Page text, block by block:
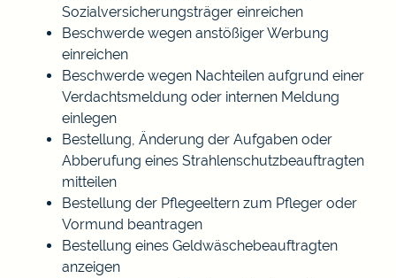
Sozialversicherungsträger einreichen
Beschwerde wegen anstößiger Werbung
einreichen
Beschwerde wegen Nachteilen aufgrund einer
Verdachtsmeldung oder internen Meldung
einlegen
Bestellung, Änderung der Aufgaben oder
Abberufung eines Strahlenschutzbeauftragten
mitteilen
Bestellung der Pflegeeltern zum Pfleger oder
Vormund beantragen
Bestellung eines Geldwäschebeauftragten
anzeigen